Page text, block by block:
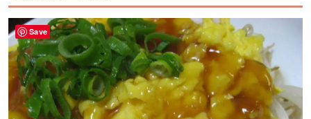
Save